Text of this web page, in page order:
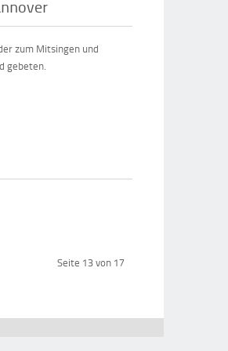
zum Mitsingen und
gebeten.
Seite 13 von 17